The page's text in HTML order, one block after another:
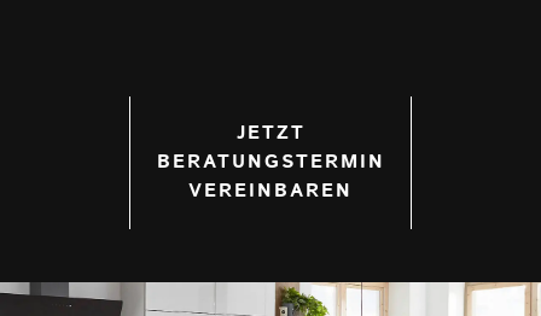
JETZT
BERATUNGSTERMIN
VEREINBAREN